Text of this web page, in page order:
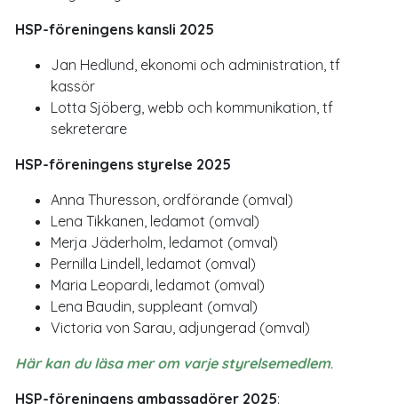
HSP-föreningens kansli 2025
Jan Hedlund, ekonomi och administration, tf
kassör
Lotta Sjöberg, webb och kommunikation, tf
sekreterare
HSP-föreningens styrelse 2025
Anna Thuresson, ordförande (omval)
Lena Tikkanen, ledamot (omval)
Merja Jäderholm, ledamot (omval)
Pernilla Lindell, ledamot (omval)
Maria Leopardi, ledamot (omval)
Lena Baudin, suppleant (omval)
Victoria von Sarau, adjungerad (omval)
Här kan du läsa mer om varje styrelsemedlem.
HSP-föreningens ambassadörer 2025: